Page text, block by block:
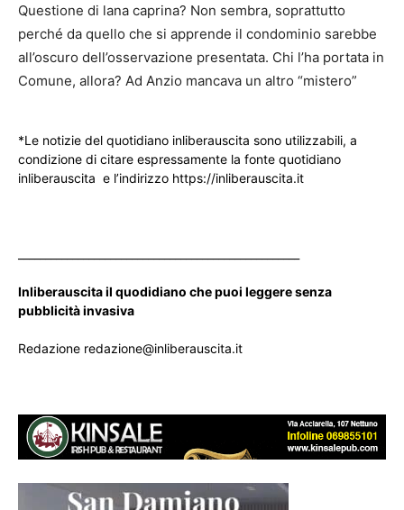
Questione di lana caprina? Non sembra, soprattutto
perché da quello che si apprende il condominio sarebbe
all’oscuro dell’osservazione presentata. Chi l’ha portata in
Comune, allora? Ad Anzio mancava un altro “mistero”
*Le notizie del quotidiano inliberauscita sono utilizzabili, a
condizione di citare espressamente la fonte quotidiano
inliberauscita e l’indirizzo https://inliberauscita.it
Inliberauscita il quodidiano che puoi leggere senza
pubblicità invasiva
Redazione redazione@inliberauscita.it